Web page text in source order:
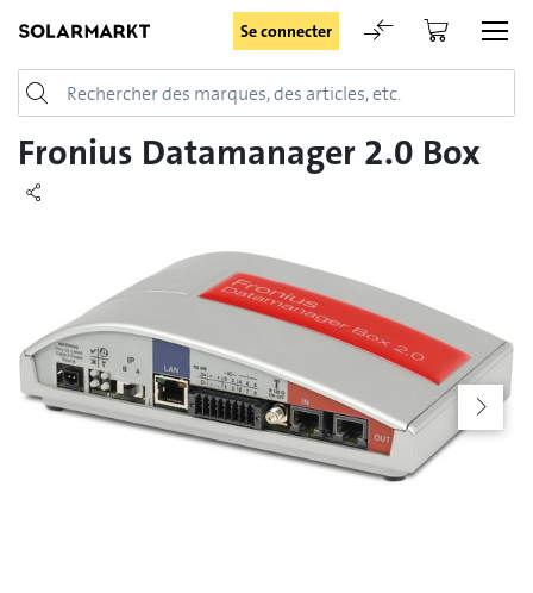
Se connecter
Login
Rester connecté
Se connecter
Oublié le mot de passe
Fronius Datamanager 2.0 Box